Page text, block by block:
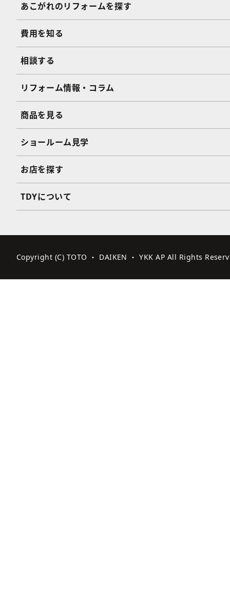
あこがれのリフォームを探す
費用を知る
相談する
リフォーム情報・コラム
商品を見る
ショールーム見学
お店を探す
TDYについて
Copyright (C) TOTO ・ DAIKEN ・ YKK AP All Rights